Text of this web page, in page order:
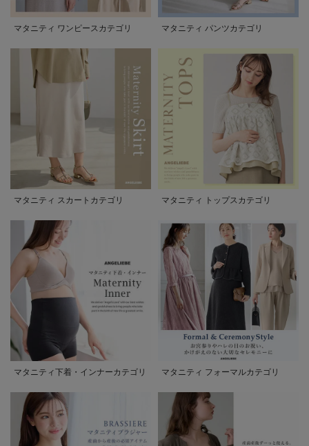
マタニティ ワンピースカテゴリ マタニティ パンツカテゴリ
マタニティ スカートカテゴリ マタニティ トップスカテゴリ
マタニティ下着・インナーカテゴリ マタニティ フォーマルカテゴリ